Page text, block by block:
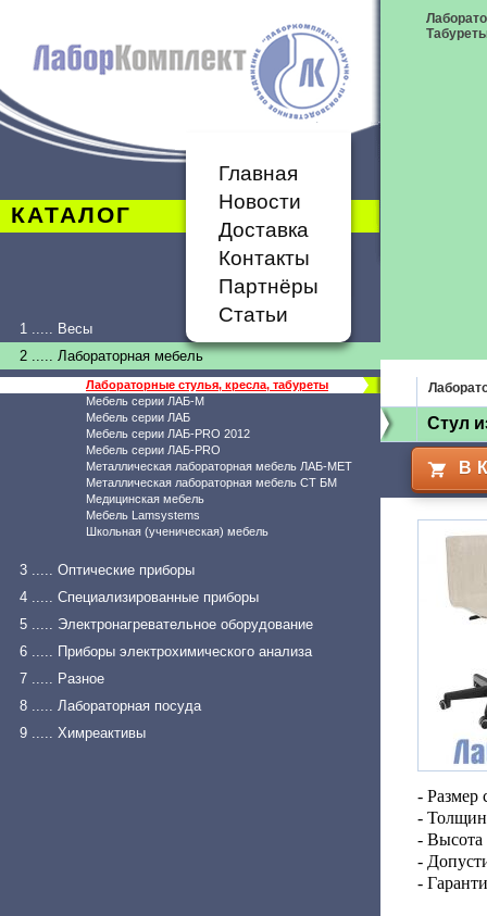
КАТАЛОГ
Главная
Новости
Доставка
Контакты
Партнёры
Статьи
1 ..... Весы
2 ..... Лабораторная мебель
Лабораторные стулья, кресла, табуреты
Мебель серии ЛАБ-М
Мебель серии ЛАБ
Мебель серии ЛАБ-PRO 2012
Мебель серии ЛАБ-PRO
Металлическая лабораторная мебель ЛАБ-МЕТ
Металлическая лабораторная мебель СТ БМ
Медицинская мебель
Мебель Lamsystems
Школьная (ученическая) мебель
3 ..... Оптические приборы
4 ..... Специализированные приборы
5 ..... Электронагревательное оборудование
6 ..... Приборы электрохимического анализа
7 ..... Разное
8 ..... Лабораторная посуда
9 ..... Химреактивы
Стул
В
- Размер
-
- Высота
-
-